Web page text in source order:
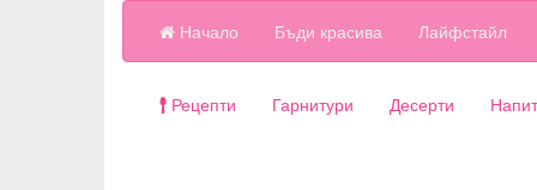
Начало Бъди красива Лайфстайл
Рецепти Гарнитури Десерти